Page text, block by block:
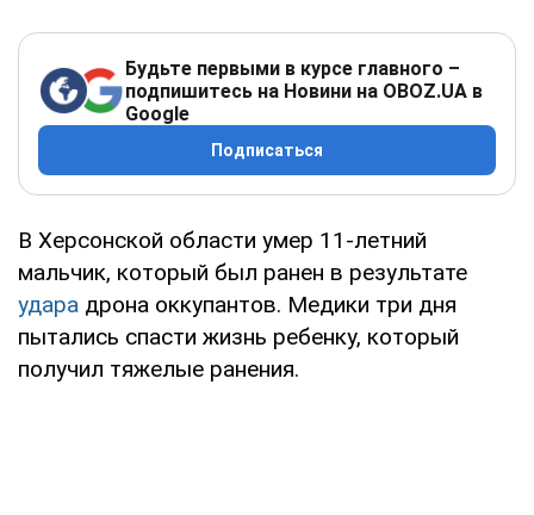
Будьте первыми в курсе главного –
подпишитесь на Новини на OBOZ.UA в
Google
Подписаться
В Херсонской области умер 11-летний
мальчик, который был ранен в результате
удара дрона оккупантов. Медики три дня
пытались спасти жизнь ребенку, который
получил тяжелые ранения.